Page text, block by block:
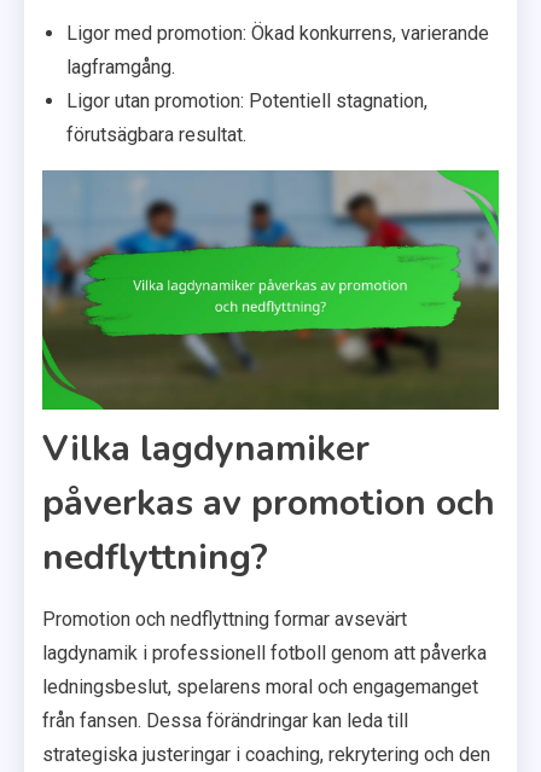
Ligor med promotion: Ökad konkurrens, varierande
lagframgång.
Ligor utan promotion: Potentiell stagnation,
förutsägbara resultat.
Vilka lagdynamiker
påverkas av promotion och
nedflyttning?
Promotion och nedflyttning formar avsevärt
lagdynamik i professionell fotboll genom att påverka
ledningsbeslut, spelarens moral och engagemanget
från fansen. Dessa förändringar kan leda till
strategiska justeringar i coaching, rekrytering och den